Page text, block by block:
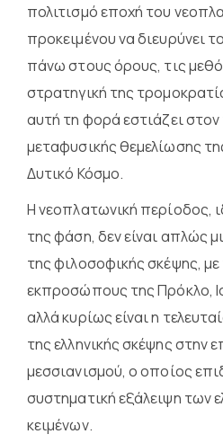
πολιτισμό εποχή του
προκειμένου να διευρύνει
πάνω στους όρους, τις
στρατηγική της
αυτή τη φορά εστιάζει
μεταφυσικής θεμελίωσης
Δυτικό Κόσμο.
Η νεοπλατωνική περίοδος,
της φάση, δεν είναι απλώς
της φιλοσοφικής σκέψης, με
εκπροσώπους της Πρόκλο,
αλλά κυρίως είναι η
της ελληνικής σκέψης στην
μεσσιανισμού, ο οποίος
συστηματική εξάλειψη των
κειμένων.